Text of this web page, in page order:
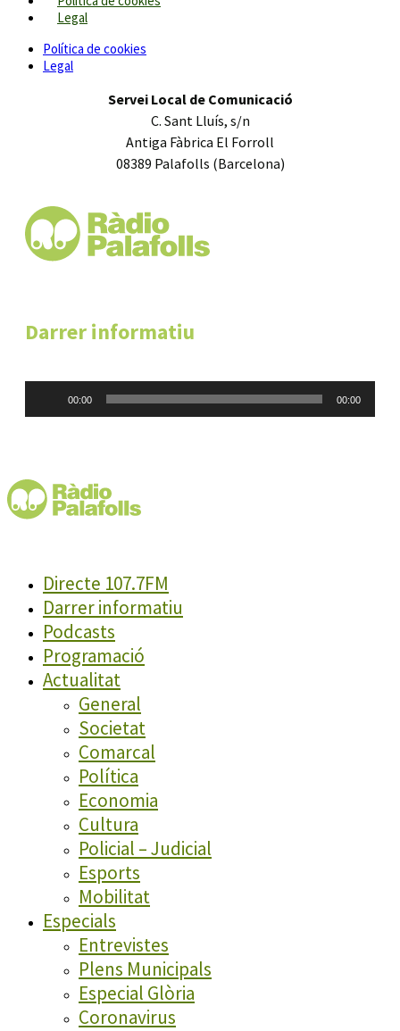
Legal
Política de cookies
Legal
Servei Local de Comunicació
C. Sant Lluís, s/n
Antiga Fàbrica El Forroll
08389 Palafolls (Barcelona)
Darrer informatiu
00:00 00:00
Directe 107.7FM
Darrer informatiu
Podcasts
Programació
Actualitat
General
Societat
Comarcal
Política
Economia
Cultura
Policial – Judicial
Esports
Mobilitat
Especials
Entrevistes
Plens Municipals
Especial Glòria
Coronavirus